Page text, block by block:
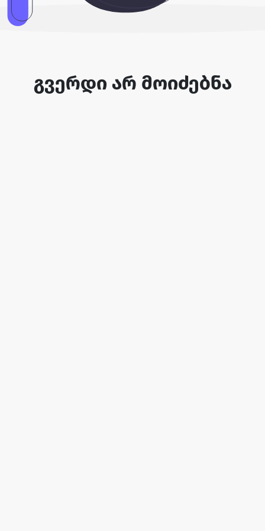
გვერდი არ მოიძებნა